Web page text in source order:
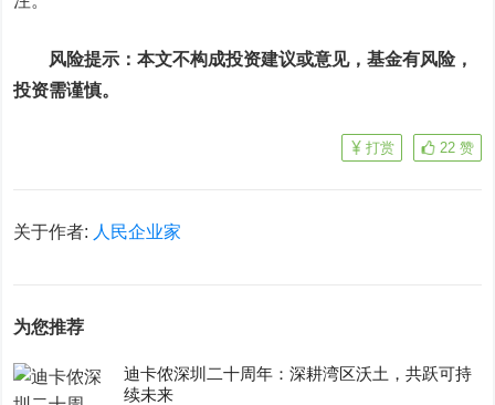
风险提示：本文不构成投资建议或意见，基金有风险，
投资需谨慎。
22 赞
打赏
关于作者: 人民企业家
为您推荐
迪卡侬深圳二十周年：深耕湾区沃土，共跃可持
续未来